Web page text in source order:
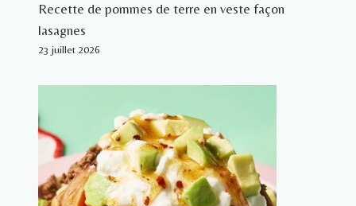
Recette de pommes de terre en veste façon
lasagnes
23 juillet 2026